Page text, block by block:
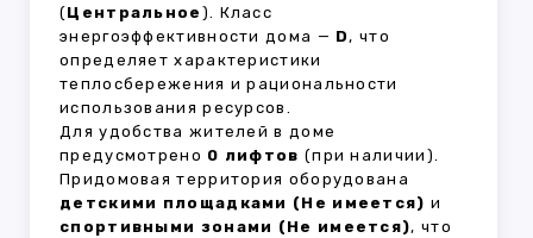
(Центральное ). Класс
энергоэффективности дома — D, что
определяет характеристики
теплосбережения и рациональности
использования ресурсов.
Для удобства жителей в доме
предусмотрено 0 лифтов (при наличии).
Придомовая территория оборудована
детскими площадками (Не имеется) и
спортивными зонами (Не имеется), что